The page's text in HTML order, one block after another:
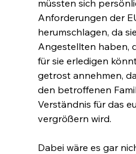
müssten sich
Anforderungen der
herumschlagen, da
Angestellten haben,
für sie erledigen
getrost annehmen,
den betroffenen
Verständnis für das
vergrößern wird.
Dabei wäre es gar